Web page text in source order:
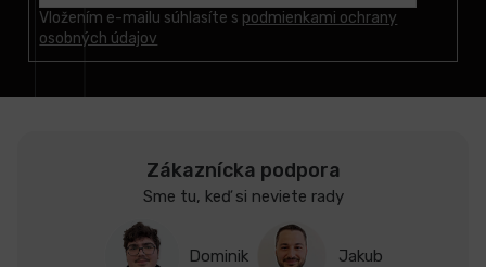
Vložením e-mailu súhlasíte s podmienkami ochrany
osobných údajov
Zákaznícka podpora
Sme tu, keď si neviete rady
Dominik Jakub